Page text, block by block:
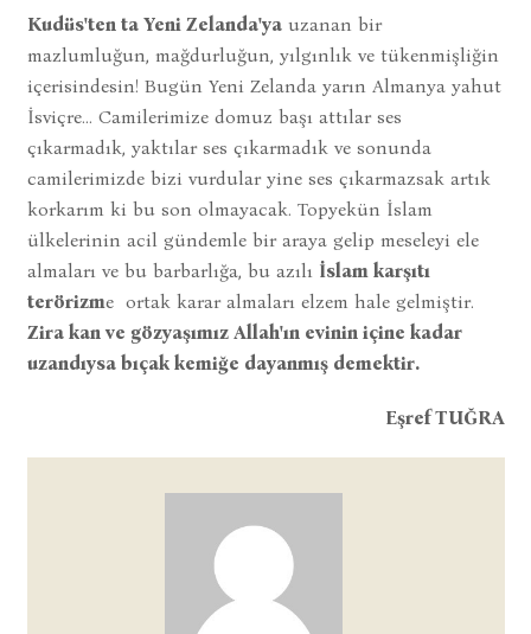
Kudüs'ten ta Yeni Zelanda'yauzanan bir
mazlumluğun, mağdurluğun, yılgınlık ve tükenmişliğin
içerisindesin! Bugün Yeni Zelanda yarın Almanya yahut
İsviçre... Camilerimize domuz başı attılar ses
çıkarmadık, yaktılar ses çıkarmadık ve sonunda
camilerimizde bizi vurdular yine ses çıkarmazsak artık
korkarım ki bu son olmayacak. Topyekün İslam
ülkelerinin acil gündemle bir araya gelip meseleyi ele
almaları ve bu barbarlığa, bu azılı İslam karşıtı
terörizme ortak karar almaları elzem hale gelmiştir.
Zira kan ve gözyaşımız Allah'ın evinin içine kadar
uzandıysa bıçak kemiğe dayanmış demektir.
Eşref TUĞRA